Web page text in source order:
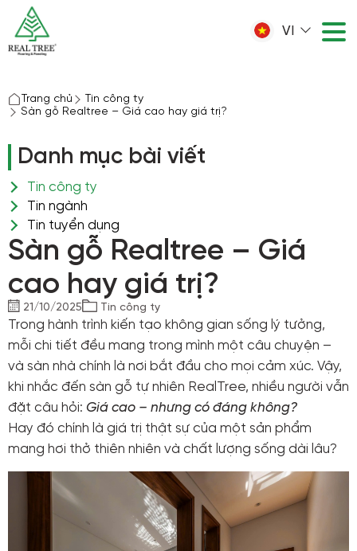
VI
Trang chủ
Tin công ty
Sàn gỗ Realtree – Giá cao hay giá trị?
Sàn gỗ Realtree – Giá
cao hay giá trị?
21/10/2025 Tin công ty
Trong hành trình kiến tạo không gian sống lý tưởng,
mỗi chi tiết đều mang trong mình một câu chuyện –
và sàn nhà chính là nơi bắt đầu cho mọi cảm xúc. Vậy,
khi nhắc đến sàn gỗ tự nhiên RealTree, nhiều người vẫn
đặt câu hỏi: Giá cao – nhưng có đáng không?
Hay đó chính là giá trị thật sự của một sản phẩm
mang hơi thở thiên nhiên và chất lượng sống dài lâu?
Danh mục bài viết
Tin công ty
Tin ngành
Tin tuyển dụng